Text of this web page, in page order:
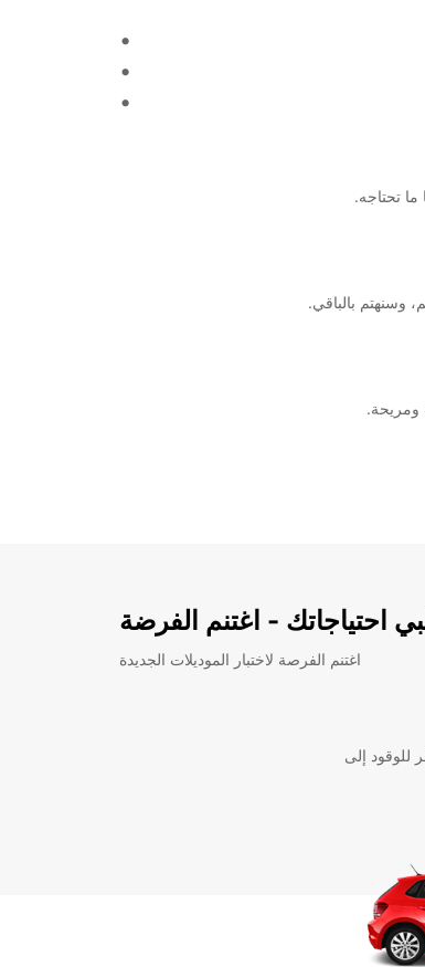
تحتاجه.
وسنهتم بالباقي.
احتياجاتك - اغتنم الفرضة
اغتنم الفرصة لاختبار الموديلات الجديدة
للوقود إلى